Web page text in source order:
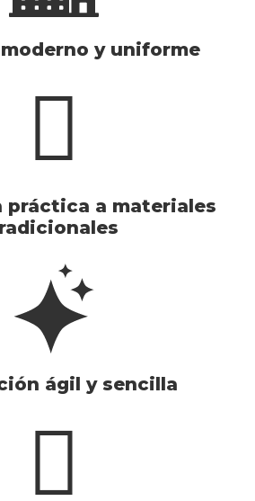
y uniforme
a materiales
ágil y sencilla